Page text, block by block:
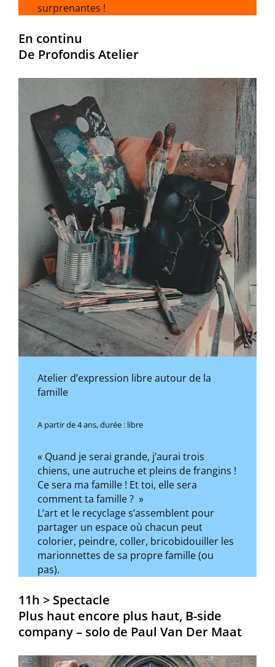
surprenantes !
En continu
De Profondis Atelier
Atelier d’expression libre autour de la
famille
A partir de 4 ans, durée : libre
« Quand je serai grande, j’aurai trois
chiens, une autruche et pleins de frangins !
Ce sera ma famille ! Et toi, elle sera
comment ta famille ? »
L’art et le recyclage s’assemblent pour
partager un espace où chacun peut
colorier, peindre, coller, bricobidouiller les
marionnettes de sa propre famille (ou
pas).
11h > Spectacle
Plus haut encore plus haut, B-side
company – solo de Paul Van Der Maat